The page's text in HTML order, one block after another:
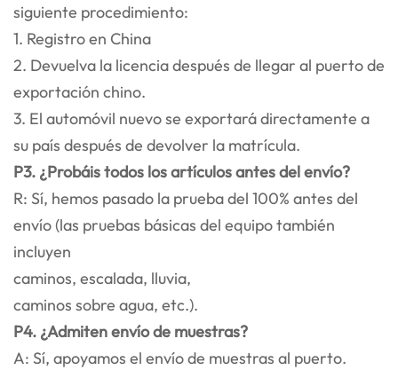
siguiente procedimiento:
1. Registro en China
2. Devuelva la licencia después de llegar al puerto de
exportación chino.
3. El automóvil nuevo se exportará directamente a
su país después de devolver la matrícula.
P3. ¿Probáis todos los artículos antes del envío?
R: Sí, hemos pasado la prueba del 100% antes del
envío (las pruebas básicas del equipo también
incluyen
caminos, escalada, lluvia,
caminos sobre agua, etc.).
P4. ¿Admiten envío de muestras?
A: Sí, apoyamos el envío de muestras al puerto.